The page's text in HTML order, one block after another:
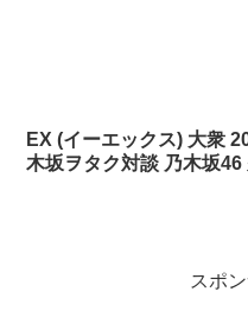
EX (イーエックス) 大衆
木坂ヲタク対談 乃木坂46
スポ